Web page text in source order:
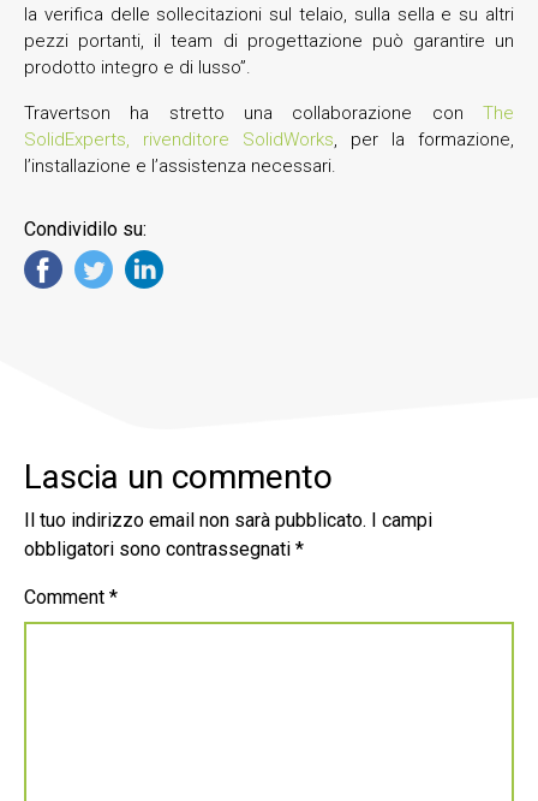
la verifica delle sollecitazioni sul telaio, sulla sella e su altri
pezzi portanti, il team di progettazione può garantire un
prodotto integro e di lusso”.
Travertson ha stretto una collaborazione con The
SolidExperts, rivenditore SolidWorks, per la formazione,
l’installazione e l’assistenza necessari.
Condividilo su:
Lascia un commento
Il tuo indirizzo email non sarà pubblicato.
I campi
obbligatori sono contrassegnati *
Comment *